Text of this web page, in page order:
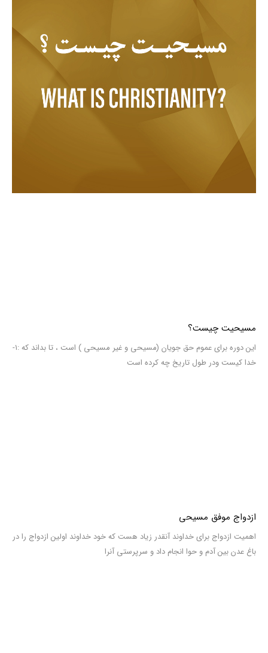
مسیحیت چیست؟
این دوره برای عموم حق جویان (مسیحی و غیر مسیحی ) است ، تا بداند که :۱-
خدا کیست و‌در طول تاریخ چه کرده است
ازدواج موفق مسیحی
اهمیت ازدواج برای خداوند آنقدر زیاد هست که خود خداوند اولین ازدواج را در
باغ عدن بین آدم و حوا انجام داد و سرپرستی آنرا